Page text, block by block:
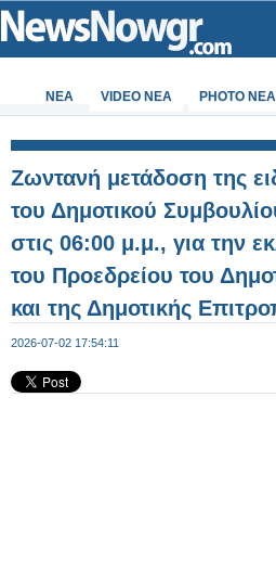
ΝΕΑ VIDEO NEA PHOTO NEA
Ζωντανή μετάδοση της
του Δημοτικού
στις 06:00 μ.μ., για την
του Προεδρείου του
και της Δημοτικής
2026-07-02 17:54:11